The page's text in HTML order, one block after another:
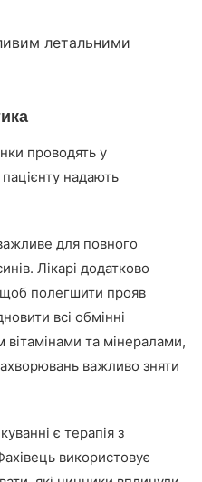
летальними
проводять у
надають
для повного
Лікарі додатково
полегшити прояв
всі обмінні
вітамінами та мінералами,
важливо зняти
є терапія з
використовує